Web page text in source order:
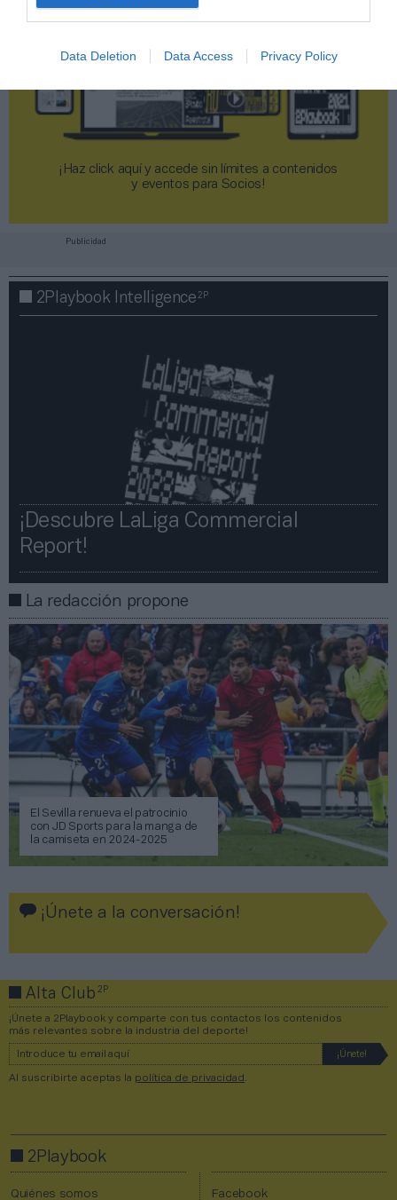
Data Deletion Data Access Privacy Policy
¡Haz click aquí y accede sin límites a contenidos
y eventos para Socios!​​​​​​​
Publicidad
2Playbook Intelligence2P
¡Descubre LaLiga Commercial
Report!​​
La redacción propone
El Sevilla renueva el patrocinio
con JD Sports para la manga de
la camiseta en 2024-2025
¡Únete a la conversación!
Alta Club2P
¡Únete a 2Playbook y comparte con tus contactos los contenidos
más relevantes sobre la industria del deporte!
Al suscribirte aceptas la política de privacidad
2Playbook
Quiénes somos Facebook